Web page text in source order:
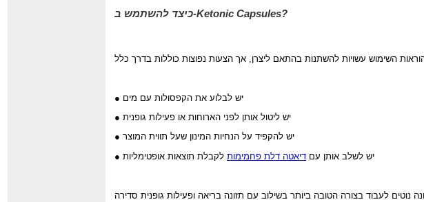
כיצד להשתמש ב-Ketonic Capsules?
● יש לבלוע את הקפסולות עם מים
● יש ליטול אותן לפני הארוחות או פעילות גופנית
● יש להקפיד על הנחיות המינון שעל תווית המוצר
● יש לשלב אותן עם דיאטה דלת פחמימותלקבלת תוצאות אופטימליות